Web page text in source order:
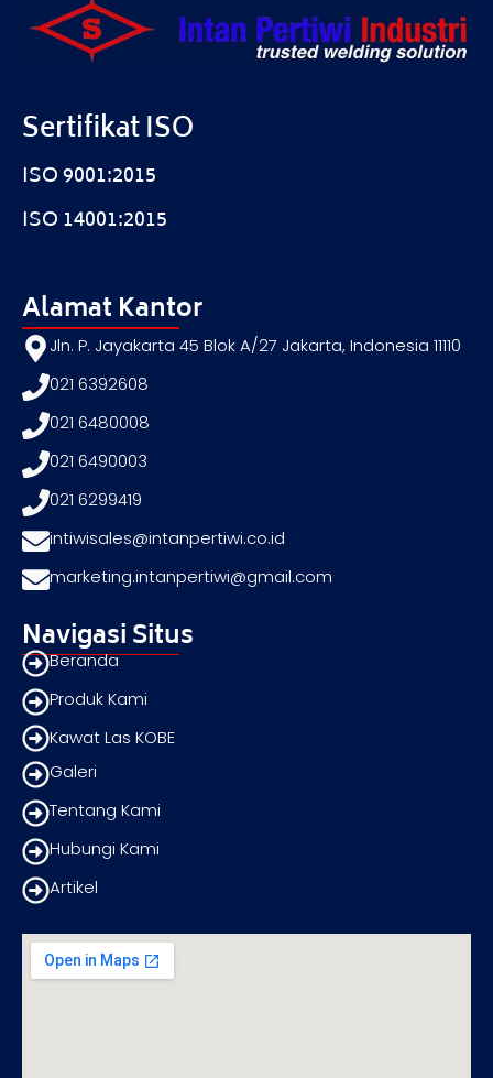
Sertifikat ISO
ISO 9001:2015
ISO 14001:2015
Alamat Kantor
Jln. P. Jayakarta 45 Blok A/27 Jakarta, Indonesia 11110
021 6392608
021 6480008
021 6490003
021 6299419
intiwisales@intanpertiwi.co.id
marketing.intanpertiwi@gmail.com
Navigasi Situs
Beranda
Produk Kami
Kawat Las KOBE
Galeri
Tentang Kami
Hubungi Kami
Artikel